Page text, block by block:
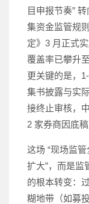
目申报节奏”
集资金监管规
定》3 月正式
覆盖率已攀升
更关键的是，
集书披露与实
接终止审核，
2 家券商因底
这场 “现场监
扩大”，而是监
的根本转变：
糊地带（如募